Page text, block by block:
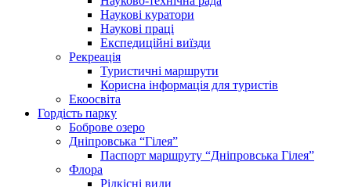
Наукові куратори
Наукові праці
Експедиційні виїзди
Рекреація
Туристичні маршрути
Корисна інформація для туристів
Екоосвіта
Гордість парку
Боброве озеро
Дніпровська “Гілея”
Паспорт маршруту “Дніпровська Гілея”
Флора
Рідкісні види